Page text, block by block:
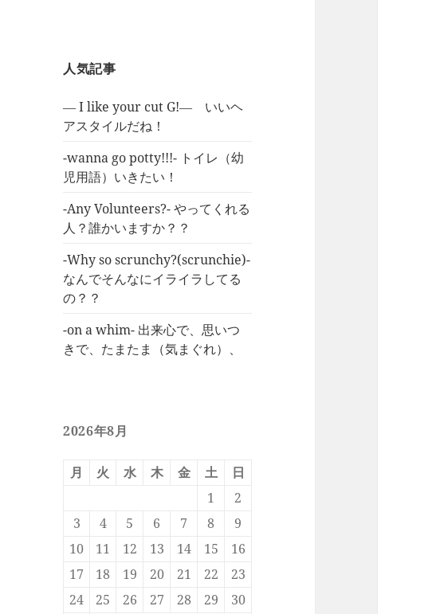
人気記事
― I like your cut G!― いいヘ
アスタイルだね！
-wanna go potty!!!- トイレ（幼
児用語）いきたい！
-Any Volunteers?- やってくれる
人？誰かいますか？？
-Why so scrunchy?(scrunchie)-
なんでそんなにイライラしてる
の？？
-on a whim- 出来心で、思いつ
きで、たまたま（気まぐれ）、
2026年8月
月 火 水 木 金 土
日
1
2
3
4 5 6 7 8
9
10
11 12 13 14 15
16
17
18 19 20 21 22
23
24
25 26 27 28 29
30